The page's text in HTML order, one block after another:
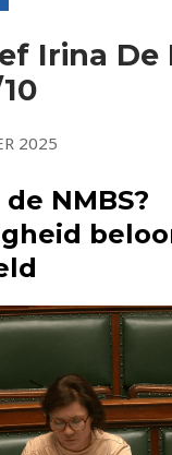
Irina De
2025
NMBS?